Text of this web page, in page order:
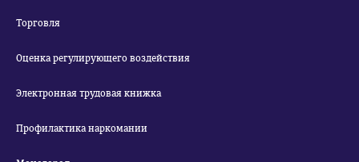
Торговля
Оценка регулирующего воздействия
Электронная трудовая книжка
Профилактика наркомании